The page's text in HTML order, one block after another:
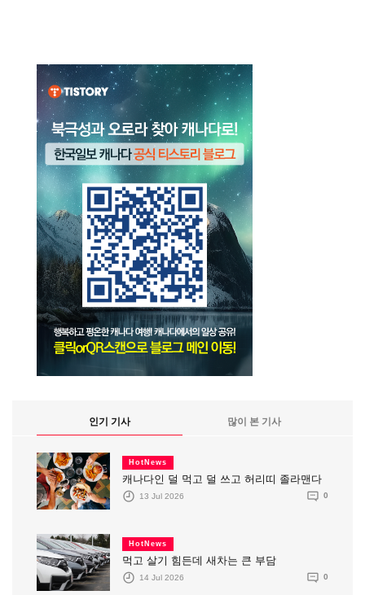
인기 기사 많이 본 기사
HotNews
캐나다인 덜 먹고 덜 쓰고 허리띠 졸라맨다
13 Jul 2026 0
HotNews
먹고 살기 힘든데 새차는 큰 부담
14 Jul 2026 0